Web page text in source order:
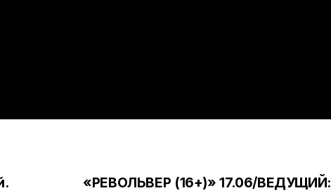
«РЕВОЛЬВЕР (16+)» 17.06/ВЕДУЩИЙ: